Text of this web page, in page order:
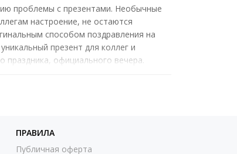
проблемы с презентами. Необычные
настроение, не остаются
способом поздравления на
презент для коллег и
официального вечера.
изысканное оформление символа
ПРАВИЛА
Публичная оферта